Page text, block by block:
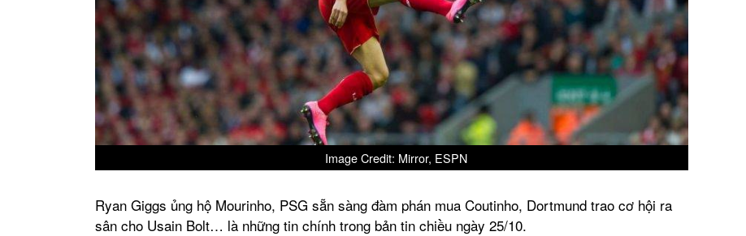
Image Credit: Mirror, ESPN
Ryan Giggs ủng hộ Mourinho, PSG sẵn sàng đàm phán mua Coutinho, Dortmund trao cơ hội ra
sân cho Usain Bolt… là những tin chính trong bản tin chiều ngày 25/10.